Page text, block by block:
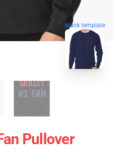
blank template
Pullover